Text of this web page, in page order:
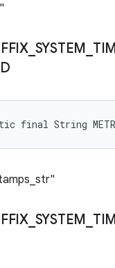
_ SYSTEM
String
_ SYSTEM